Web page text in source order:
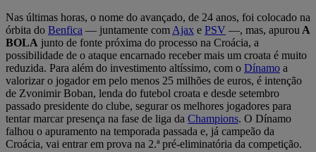
Nas últimas horas, o nome do avançado, de 24 anos, foi colocado na
órbita do Benfica — juntamente com Ajax e PSV —, mas, apurou A
BOLA junto de fonte próxima do processo na Croácia, a
possibilidade de o ataque encarnado receber mais um croata é muito
reduzida. Para além do investimento altíssimo, com o Dínamo a
valorizar o jogador em pelo menos 25 milhões de euros, é intenção
de Zvonimir Boban, lenda do futebol croata e desde setembro
passado presidente do clube, segurar os melhores jogadores para
tentar marcar presença na fase de liga da Champions. O Dínamo
falhou o apuramento na temporada passada e, já campeão da
Croácia, vai entrar em prova na 2.ª pré-eliminatória da competição.